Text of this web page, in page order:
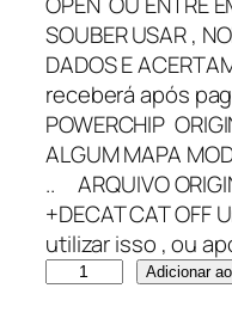
SOUBER USAR ,
DADOS E
receberá após
POWERCHIP
ALGUM MAPA
.. ARQUIVO
+DECAT CAT
utilizar isso , ou
Adicionar